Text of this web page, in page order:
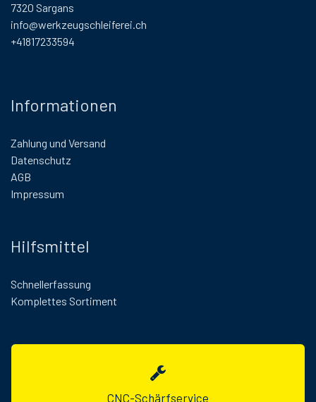
7320 Sargans
info@werkzeugschleiferei.ch
+41817233594
Informationen
Zahlung und Versand
Datenschutz
AGB
Impressum
Hilfsmittel
Schnellerfassung
Komplettes Sortiment
CNC-Schärfservice